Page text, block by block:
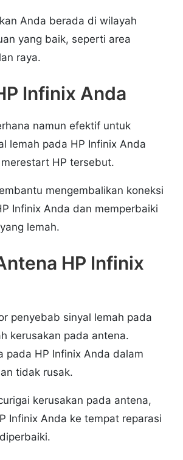
Anda berada di wilayah
yang baik, seperti area
raya.
Infinix Anda
namun efektif untuk
lemah pada HP Infinix Anda
HP tersebut.
mengembalikan koneksi
Infinix Anda dan memperbaiki
lemah.
HP Infinix
penyebab sinyal lemah pada
kerusakan pada antena.
pada HP Infinix Anda dalam
tidak rusak.
kerusakan pada antena,
Infinix Anda ke tempat reparasi